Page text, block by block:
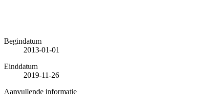
Begindatum
2013-01-01
Einddatum
2019-11-26
Aanvullende informatie